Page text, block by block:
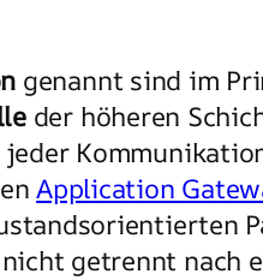
genannt sind im
der höheren
Application
getrennt nach